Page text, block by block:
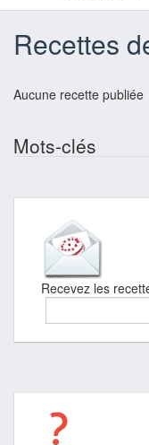
Recettes
Aucune recette publiée
Mots-clés
Recevez les